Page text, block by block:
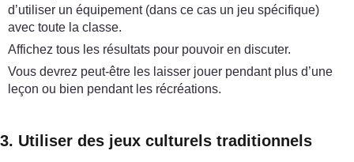
d’utiliser un équipement (dans ce cas un jeu spécifique)
avec toute la classe.
Affichez tous les résultats pour pouvoir en discuter.
Vous devrez peut-être les laisser jouer pendant plus d’une
leçon ou bien pendant les récréations.
3. Utiliser des jeux culturels traditionnels